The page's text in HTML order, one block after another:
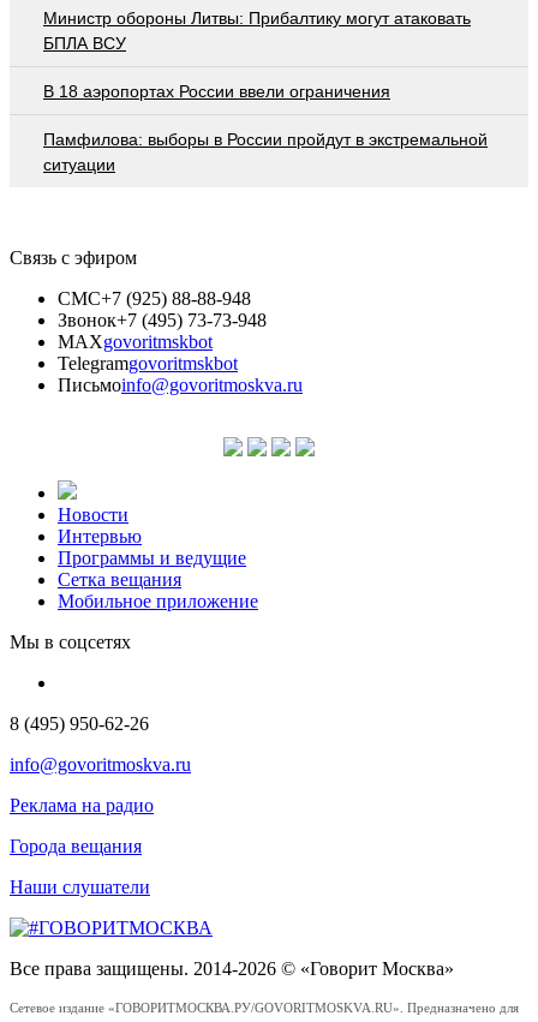
Министр обороны Литвы: Прибалтику могут атаковать
БПЛА ВСУ
В 18 аэропортах России ввели ограничения
Памфилова: выборы в России пройдут в экстремальной
ситуации
Связь с эфиром
СМС+7 (925) 88-88-948
Звонок+7 (495) 73-73-948
MAXgovoritmskbot
Telegramgovoritmskbot
Письмоinfo@govoritmoskva.ru
Новости
Интервью
Программы и ведущие
Сетка вещания
Мобильное приложение
Мы в соцсетях
8 (495) 950-62-26
info@govoritmoskva.ru
Реклама на радио
Города вещания
Наши слушатели
Все права защищены. 2014-2026 © «Говорит Москва»
Сетевое издание «ГОВОРИТМОСКВА.РУ/GOVORITMOSKVA.RU». Предназначено для